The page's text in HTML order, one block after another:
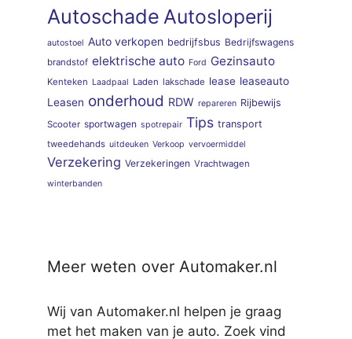
Autoschade Autosloperij
autostoel Auto verkopen bedrijfsbus Bedrijfswagens
brandstof elektrische auto Ford Gezinsauto
Kenteken Laadpaal Laden lakschade lease leaseauto
Leasen onderhoud RDW repareren Rijbewijs
Scooter sportwagen spotrepair Tips transport
tweedehands uitdeuken Verkoop vervoermiddel
Verzekering Verzekeringen Vrachtwagen
winterbanden
Meer weten over Automaker.nl
Wij van Automaker.nl helpen je graag
met het maken van je auto. Zoek vind